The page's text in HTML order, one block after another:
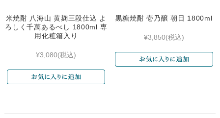
米焼酎 八海山 黄麹三段仕込 よ
ろしく千萬あるべし 1800ml 専
用化粧箱入り
¥3,080(税込)
黒糖焼酎 壱乃醸 朝日 1800ml
¥3,850(税込)